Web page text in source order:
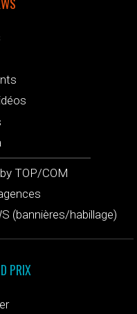
TOP/COM
(bannières/habillage)
PRIX